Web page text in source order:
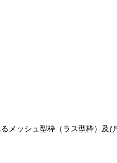
メッシュ型枠（ラス型枠）及